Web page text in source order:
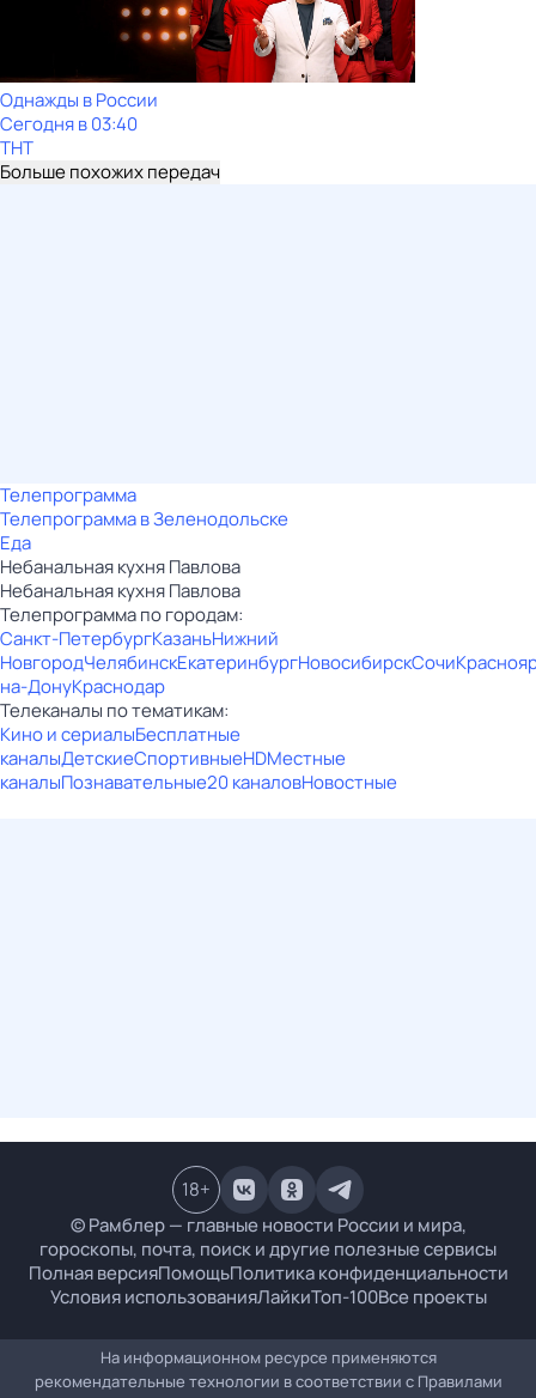
Однажды в России
Сегодня в 03:40
ТНТ
Больше похожих передач
Телепрограмма
Телепрограмма в Зеленодольске
Еда
Небанальная кухня Павлова
Небанальная кухня Павлова
Телепрограмма по городам:
Санкт-ПетербургКазаньНижний
НовгородЧелябинскЕкатеринбургНовосибирскСочи
на-ДонуКраснодар
Телеканалы по тематикам:
Кино и сериалыБесплатные
каналыДетскиеСпортивныеHDМестные
каналыПознавательные20 каналовНовостные
© Рамблер — главные новости России и мира,
гороскопы, почта, поиск и другие полезные сервисы
Полная версияПомощьПолитика конфиденциальности
Условия использованияЛайкиТоп-100Все проекты
18+
На информационном ресурсе применяются
рекомендательные технологии в соответствии с Правилами